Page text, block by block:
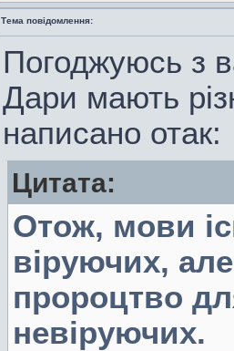
Тема повідомлення:
Погоджуюсь з
Дари мають
написано отак:
Цитата:
Отож, мови
віруючих,
пророцтво
невіруючих.